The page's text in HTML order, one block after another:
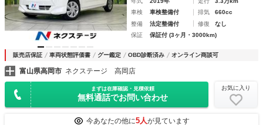
車検
車検整備付 排気
660cc
整備
法定整備付 修復
なし
保証
保証付 (3ヶ月・3000km)
販売店保証 車両状態評価書 グー鑑定 OBD診断済み オンライン商談可
富山県高岡市 ネクステージ 高岡店
まずは在庫確認・見積依頼
無料通話でお問い合わせ
お気に入り
今あなたの他に5人が見ています